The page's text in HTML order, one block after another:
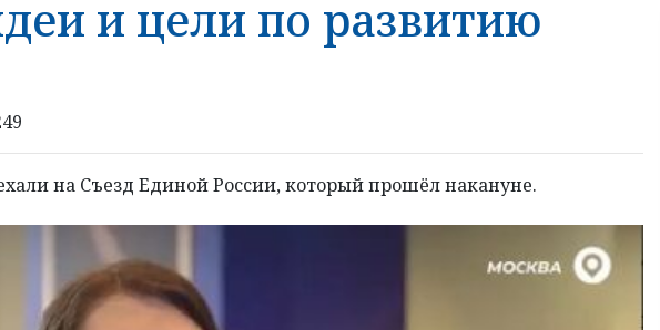
и цели по развитию
на Съезд Единой России, который прошёл накануне.